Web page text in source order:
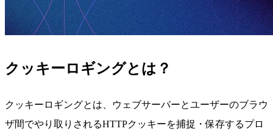
クッキーロギングとは？
クッキーロギングとは、ウェブサーバーとユーザーのブラウ
ザ間でやり取りされるHTTPクッキーを捕捉・保存するプロ